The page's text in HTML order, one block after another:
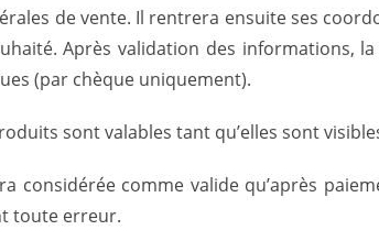
de vente. Il rentrera ensuite ses
Après validation des informations,
(par chèque uniquement).
sont valables tant qu’elles sont
considérée comme valide qu’après
toute erreur.